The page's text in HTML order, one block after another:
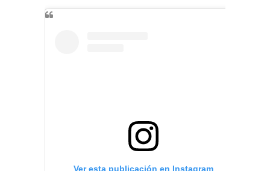
Ver esta publicación en Instagram